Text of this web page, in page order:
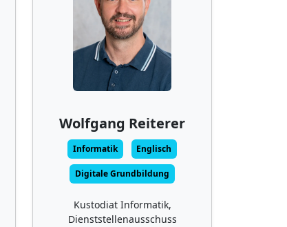
Wolfgang Reiterer
Informatik Englisch
Digitale Grundbildung
Kustodiat Informatik,
Dienststellenausschuss